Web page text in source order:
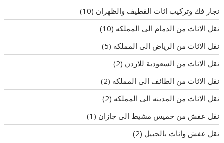
نجار فك وتركيب اثاث القطيف والظهران (10)
نقل الاثاث من الدمام الى المملكه (10)
نقل الاثاث من الرياض الى المملكه (5)
نقل الاثاث من السعودية للاردن (2)
نقل الاثاث من الطائف الى المملكه (2)
نقل الاثاث من المدينه الى المملكه (2)
نقل عفش من خميس مشيط الى جازان (1)
نقل عفش واثاث بالجبيل (2)